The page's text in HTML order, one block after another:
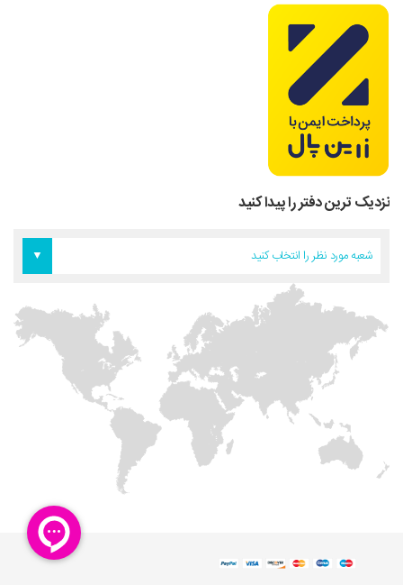
نزدیک ترین دفتر را پیدا کنید
شعبه مورد نظر را انتخاب کنید